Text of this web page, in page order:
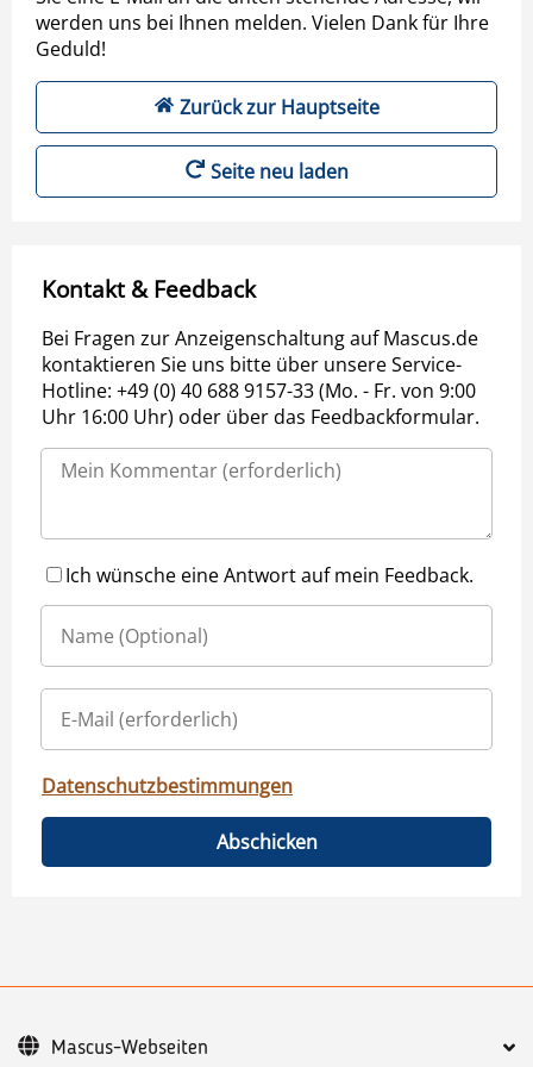
werden uns bei Ihnen melden. Vielen Dank für Ihre
Geduld!
Zurück zur Hauptseite
Seite neu laden
Kontakt & Feedback
Bei Fragen zur Anzeigenschaltung auf Mascus.de
kontaktieren Sie uns bitte über unsere Service-
Hotline: +49 (0) 40 688 9157-33 (Mo. - Fr. von 9:00
Uhr 16:00 Uhr) oder über das Feedbackformular.
Ich wünsche eine Antwort auf mein Feedback.
Datenschutzbestimmungen
Abschicken
Mascus-Webseiten